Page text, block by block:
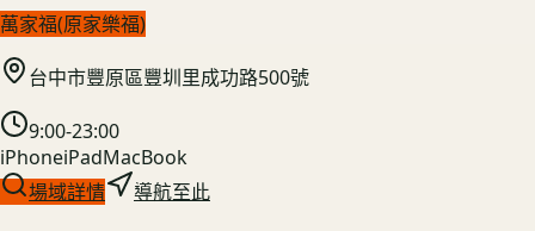
萬家福(原家樂福)
台中市豐原區豐圳里成功路500號
9:00-23:00
iPhoneiPadMacBook
場域詳情
導航至此